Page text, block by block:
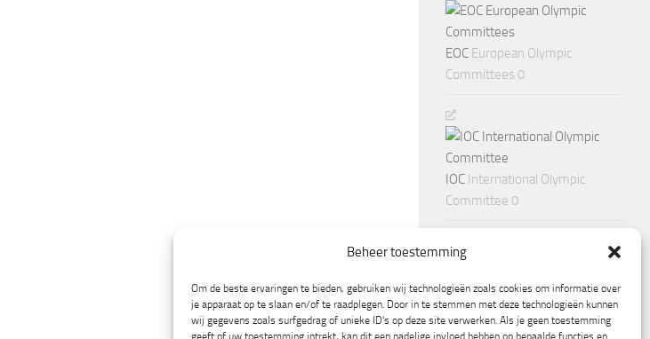
Beheer toestemming
Om de beste ervaringen te bieden, gebruiken wij technologieën zoals cookies om informatie over
je apparaat op te slaan en/of te raadplegen. Door in te stemmen met deze technologieën kunnen
wij gegevens zoals surfgedrag of unieke ID's op deze site verwerken. Als je geen toestemming
geeft of uw toestemming intrekt, kan dit een nadelige invloed hebben op bepaalde functies en
EOC European Olympic
Committees 0
IOC International Olympic
Committee 0